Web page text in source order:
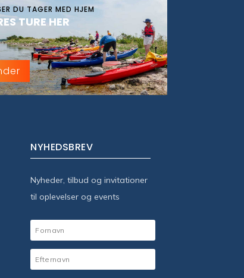
DU TAGER MED HJEM
TURE HER
NYHEDSBREV
Nyheder, tilbud og invitationer
til oplevelser og events